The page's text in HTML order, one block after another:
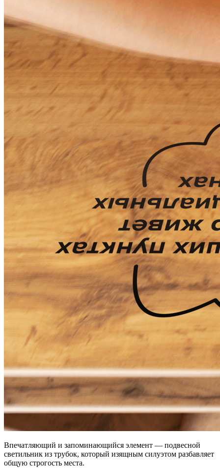
Впечатляющий и запоминающийся элемент — подвесной
светильник из трубок, который изящным силуэтом разбавляет
общую строгость места.